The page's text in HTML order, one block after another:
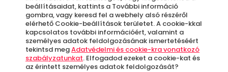
Balcsin töltött hétvége az, amit meg szeretnél
fűszerezni valami egészen különlegessel?
Ezekkel az élményekkel nem lőhetsz mellé!
Irány a fedélzet!
beállításaidat, kattints a További információ
gombra, vagy keresd fel a webhely alsó részéről
elérhető Cookie-beállítások területet. A cookie-kkal
kapcsolatos további információért, valamint a
személyes adatok feldolgozásának ismertetéséért
tekintsd megAdatvédelmi és cookie-kra vonatkozó
szabályzatunkat. Elfogadod ezeket a cookie-kat és
az érintett személyes adatok feldolgozását?